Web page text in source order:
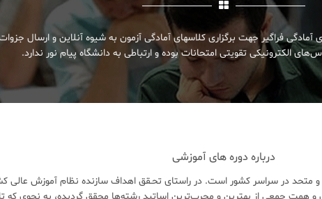
فراگیر جهت برگزاری کلاسهای آمادگی آزمون به شیوه آنلاین و ارسال
الکترونیکی تقویتی امتحانات بوده و ارتباطی به دانشگاه پیام نور ندارد.
درباره دوره های آموزشی
در سراسر کشور است. در راستای تحـقق اهداف سازنده نظام آموزش عالی